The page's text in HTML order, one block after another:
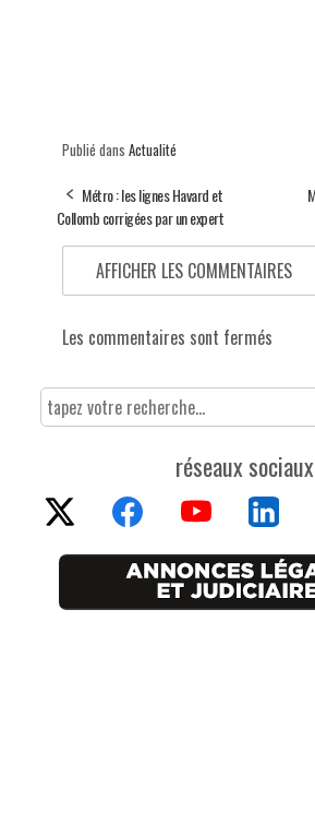
Publié dans Actualité
Métro : les lignes Havard et
Collomb corrigées par un expert
AFFICHER LES COMMENTAIRES
Les commentaires sont fermés
réseaux sociaux